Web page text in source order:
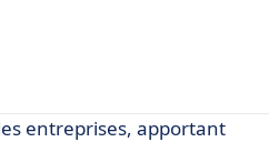
entreprises, apportant